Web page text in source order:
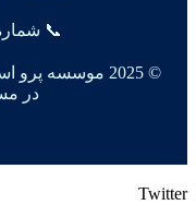
📞
© 2025 موسسه
در
Twitter